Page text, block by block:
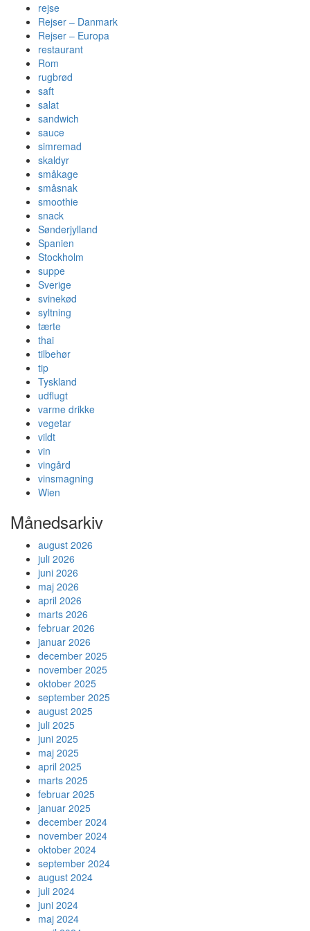
rejse
Rejser – Danmark
Rejser – Europa
restaurant
Rom
rugbrød
saft
salat
sandwich
sauce
simremad
skaldyr
småkage
småsnak
smoothie
snack
Sønderjylland
Spanien
Stockholm
suppe
Sverige
svinekød
syltning
tærte
thai
tilbehør
tip
Tyskland
udflugt
varme drikke
vegetar
vildt
vin
vingård
vinsmagning
Wien
Månedsarkiv
august 2026
juli 2026
juni 2026
maj 2026
april 2026
marts 2026
februar 2026
januar 2026
december 2025
november 2025
oktober 2025
september 2025
august 2025
juli 2025
juni 2025
maj 2025
april 2025
marts 2025
februar 2025
januar 2025
december 2024
november 2024
oktober 2024
september 2024
august 2024
juli 2024
juni 2024
maj 2024